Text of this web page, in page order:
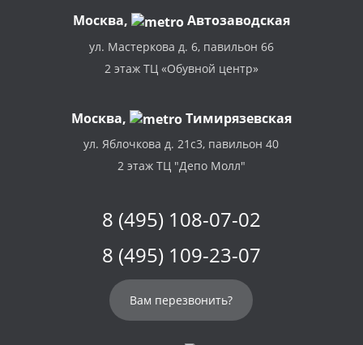
Москва, Автозаводская
ул. Мастеркова д. 6, павильон 66
2 этаж ТЦ «Обувной центр»
Москва, Тимирязевская
ул. Яблочкова д. 21с3, павильон 40
2 этаж ТЦ "Депо Молл"
8 (495) 108-07-02
8 (495) 109-23-07
Вам перезвонить?